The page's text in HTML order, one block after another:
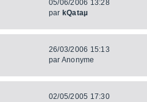
05/06/2006 13:28
par kQataµ
26/03/2006 15:13
par Anonyme
02/05/2005 17:30